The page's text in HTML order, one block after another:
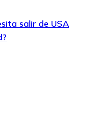
salir de USA